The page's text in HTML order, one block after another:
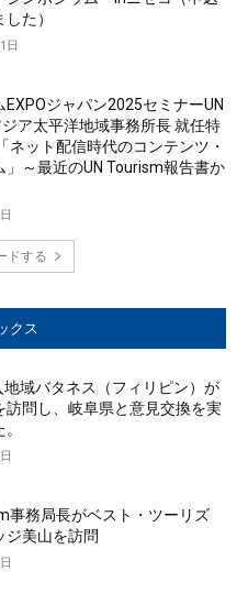
た）
日
EXPOジャパン2025セミナーUN
ア太平洋地域事務所長 就任特
ット配信時代のコンテンツ・
」～最近のUN Tourism報告書か
ドする
クス
地域バタネス（フィリピン）が
訪問し、岐阜県と意見交換を実
事務局長がベスト・ツーリズ
ジ美山を訪問